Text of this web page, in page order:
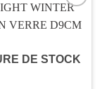
à la liste
DE STOCK